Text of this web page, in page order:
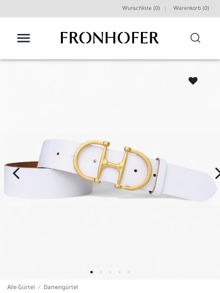
Wunschliste (0) Warenkorb (0)
Alle Gürtel Damengürtel